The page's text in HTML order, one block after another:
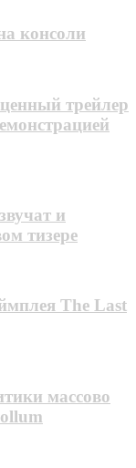
консоли
трейлер
и
тизере
The Last
массово